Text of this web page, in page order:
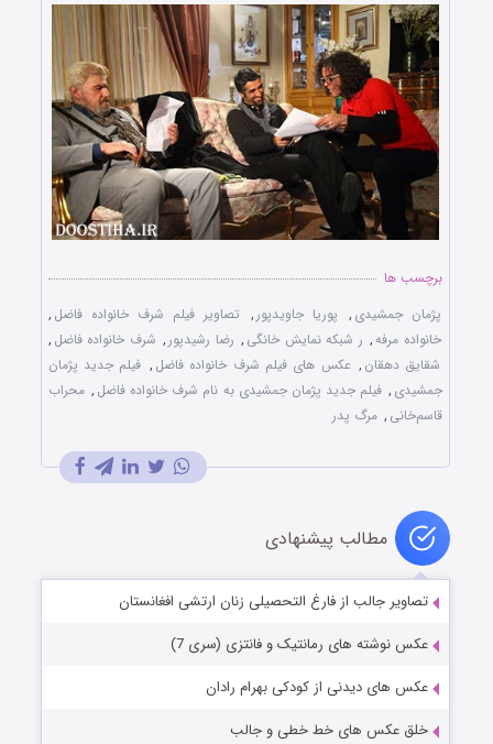
برچسب ها
پژمان جمشیدی , پوریا جاویدپور , تصاویر فیلم شرف خانواده فاضل ,
خانواده مرفه, ر شبکه نمایش خانگی , رضا رشیدپور , شرف خانواده فاضل ,
شقایق دهقان , عکس های فیلم شرف خانواده فاضل , فیلم جدید پژمان
جمشیدی , فیلم جدید پژمان جمشیدی به نام شرف خانواده فاضل , محراب
قاسم‌خانی , مرگ پدر
مطالب پیشنهادی
تصاویر جالب از فارغ التحصیلی زنان ارتشی افغانستان
عکس نوشته های رمانتیک و فانتزی (سری 7)
عکس های دیدنی از کودکی بهرام رادان
خلق عکس های خط خطی و جالب